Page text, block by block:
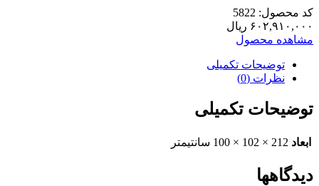
کد محصول: 5822
۶۰۲,۹۱۰,۰۰۰ ریال
مشاهده محصول
توضیحات تکمیلی
نظرات (0)
توضیحات تکمیلی
ابعاد 212 × 102 × 100 سانتیمتر
دیدگاهها